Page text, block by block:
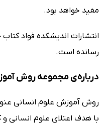
مفید خواهد بود.
انتشارات اندیشکده فواد
رسانده است.
درباره‌ی مجموعه روش‌
روش آموزش علوم انسانی
با هدف اعتلای علوم انسانی